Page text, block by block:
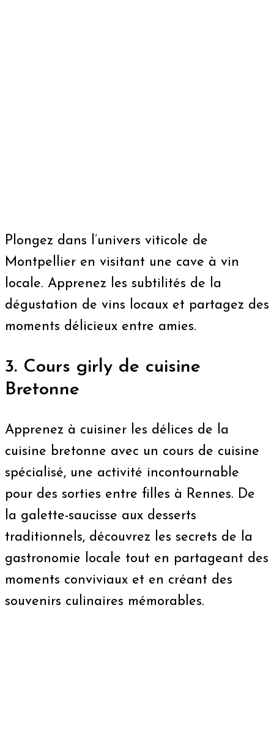
Plongez dans l’univers viticole de
Montpellier en visitant une cave à vin
locale. Apprenez les subtilités de la
dégustation de vins locaux et partagez des
moments délicieux entre amies.
3. Cours girly de cuisine
Bretonne
Apprenez à cuisiner les délices de la
cuisine bretonne avec un cours de cuisine
spécialisé, une activité incontournable
pour des sorties entre filles à Rennes. De
la galette-saucisse aux desserts
traditionnels, découvrez les secrets de la
gastronomie locale tout en partageant des
moments conviviaux et en créant des
souvenirs culinaires mémorables.